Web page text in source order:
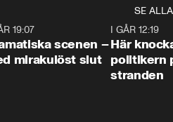
SE ALLA
19:07
scenen –
mirakulöst slut
I GÅR 12:19
Här
politikern
stranden